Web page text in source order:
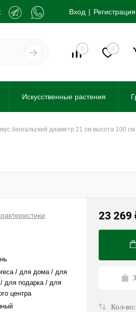
Вход Регистрация
0 0
Искусственные растения
бенгальский диаметр 21 см высота 100 см
/ для дома / для
для подарка / для
центра
23 269
Кол-во: